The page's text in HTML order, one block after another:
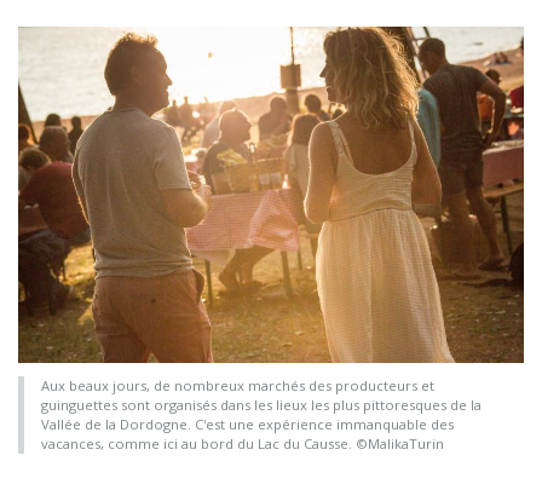
Aux beaux jours, de nombreux marchés des producteurs et
guinguettes sont organisés dans les lieux les plus pittoresques de la
Vallée de la Dordogne. C'est une expérience immanquable des
vacances, comme ici au bord du Lac du Causse. ©MalikaTurin